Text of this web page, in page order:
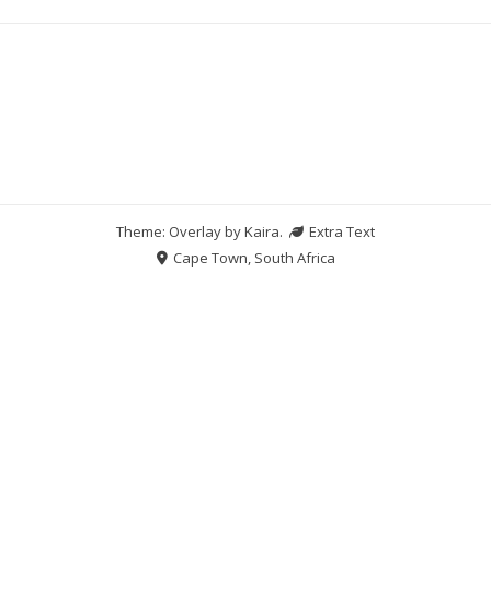
Theme: Overlay byKaira.
Extra Text
Cape Town, South Africa